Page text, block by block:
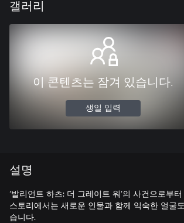
갤러리
이 콘텐츠는 잠겨 있습니다.
생일 입력
설명
‘발리언트 하츠: 더 그레이트 워’의 사건으로부
스토리에서는 새로운 인물과 함께 익숙한 얼굴
습니다.